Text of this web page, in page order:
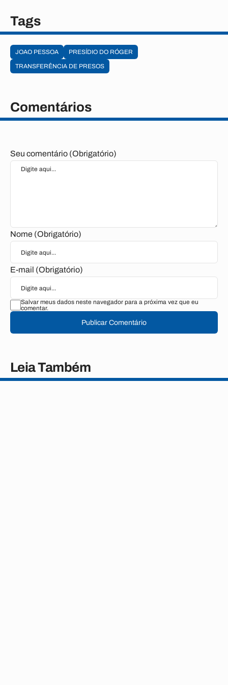
Tags
JOAO PESSOA
PRESÍDIO DO RÓGER
TRANSFERÊNCIA DE PRESOS
Comentários
Seu comentário (Obrigatório)
Nome (Obrigatório)
E-mail (Obrigatório)
Salvar meus dados neste navegador para a próxima vez que eu
comentar.
Publicar Comentário
Leia Também